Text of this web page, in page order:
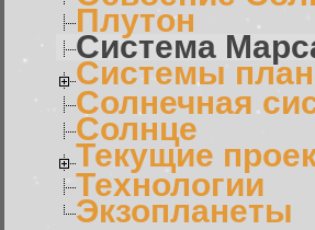
Плутон
Система
Системы
Солнечная
Солнце
Текущие
Технологии
Экзопланеты